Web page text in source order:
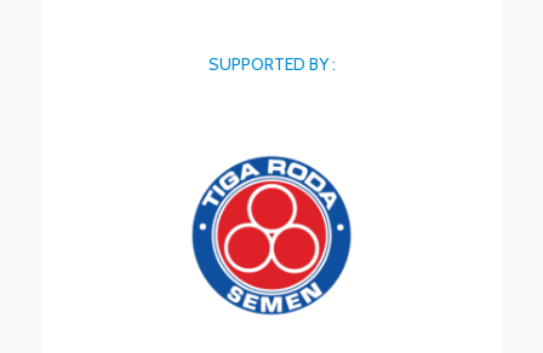
SUPPORTED BY :